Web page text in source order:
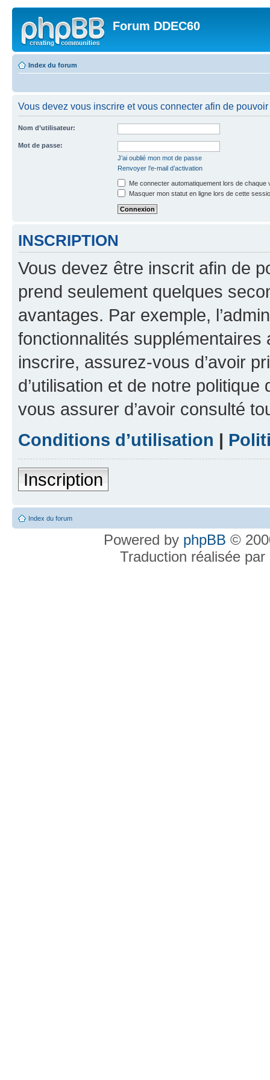
Forum DDEC60
Index du forum
Vous devez vous inscrire et vous connecter afin de
Nom d’utilisateur:
Mot de passe:
J’ai oublié mon mot de passe
Renvoyer l’e-mail d’activation
Me connecter automatiquement lors de chaque
Masquer mon statut en ligne lors de cette
INSCRIPTION
Vous devez être inscrit afin de
prend seulement quelques
avantages. Par exemple,
fonctionnalités
inscrire, assurez-vous d’avoir
d’utilisation et de notre
vous assurer d’avoir consulté
Conditions d’utilisation |
Inscription
Index du forum
Powered by phpBB ©
Traduction réalisée par